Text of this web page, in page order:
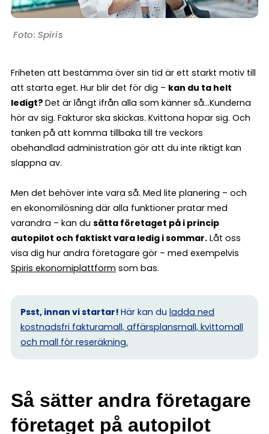
Spiris
Friheten att bestämma över sin tid är ett starkt motiv till
att starta eget. Hur blir det för dig – kan du ta helt
ledigt? Det är långt ifrån alla som känner så…Kunderna
hör av sig. Fakturor ska skickas. Kvittona hopar sig. Och
tanken på att komma tillbaka till tre veckors
obehandlad administration gör att du inte riktigt kan
slappna av.
Men det behöver inte vara så. Med lite planering – och
en ekonomilösning där alla funktioner pratar med
varandra – kan du sätta företaget på i princip
autopilot och faktiskt vara ledig i sommar. Låt oss
visa dig hur andra företagare gör – med exempelvis
Spiris ekonomiplattform som bas.
Psst, innan vi startar! Här kan du ladda ned
kostnadsfri fakturamall, affärsplansmall, kvittomall
och mall för reseräkning.
Så sätter andra företagare
företaget på autopilot